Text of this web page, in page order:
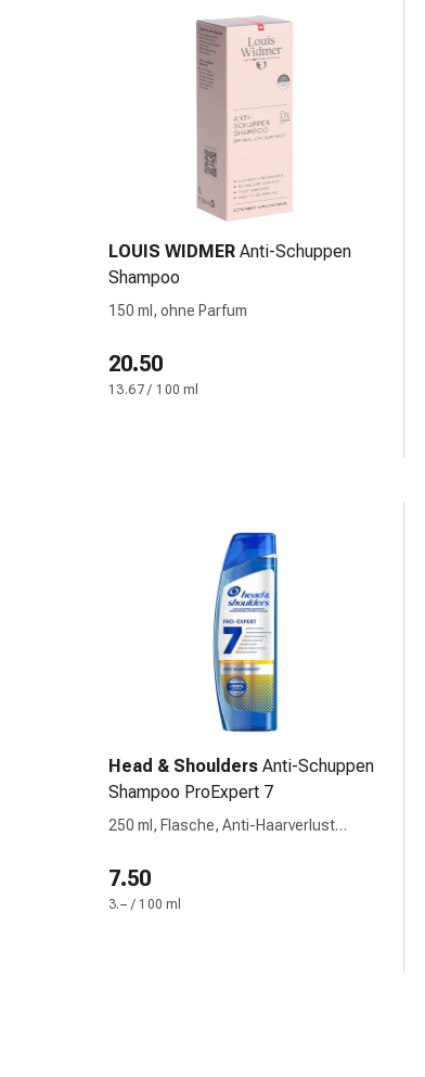
Trockene
Krankhaftes
Fieberblasen
Hautausschlag
Naturmittel
Bachblütentherapie
Aus
Homöopathie
Phytotherapie
Harnwegsbeschwerden
Blasenbeschwerden
Fieber
&
Muskel-
&
LOUIS WIDMER Anti-Schuppen
Shampoo
150 ml, ohne Parfum
20.50
13.67 / 100 ml
Head & Shoulders Anti-Schuppen
Shampoo ProExpert 7
250 ml, Flasche, Anti-Haarverlust
7.50
3.– / 100 ml